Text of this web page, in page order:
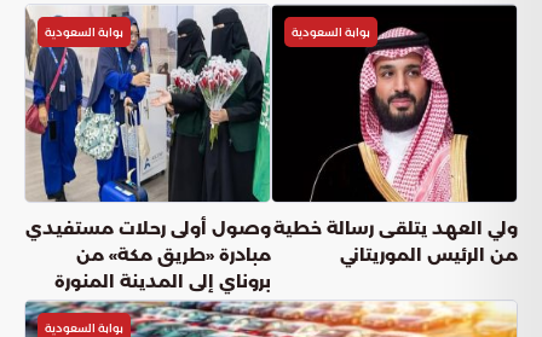
بوابة السعودية
ولي العهد يتلقى رسالة خطية
من الرئيس الموريتاني
بوابة السعودية
وصول أولى رحلات مستفيدي
مبادرة «طريق مكة» من
بروناي إلى المدينة المنورة
بوابة السعودية